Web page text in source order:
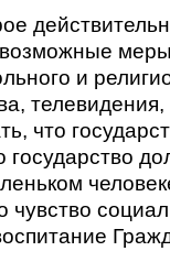
и
что
государство
чувство